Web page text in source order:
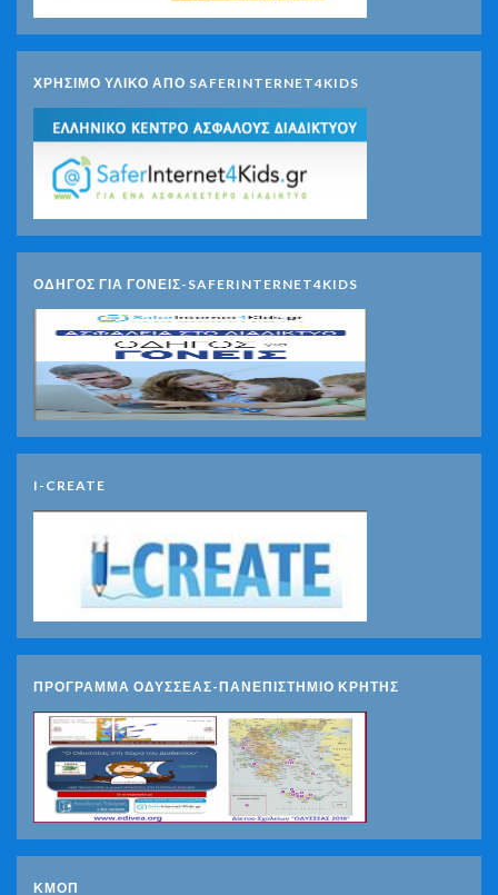
ΧΡΗΣΙΜΟ ΥΛΙΚΟ ΑΠΟ SAFERINTERNET4KIDS
ΟΔΗΓΟΣ ΓΙΑ ΓΟΝΕΙΣ-SAFERINTERNET4KIDS
I-CREATE
ΠΡΟΓΡΑΜΜΑ ΟΔΥΣΣΕΑΣ-ΠΑΝΕΠΙΣΤΗΜΙΟ ΚΡΗΤΗΣ
ΚΜΟΠ